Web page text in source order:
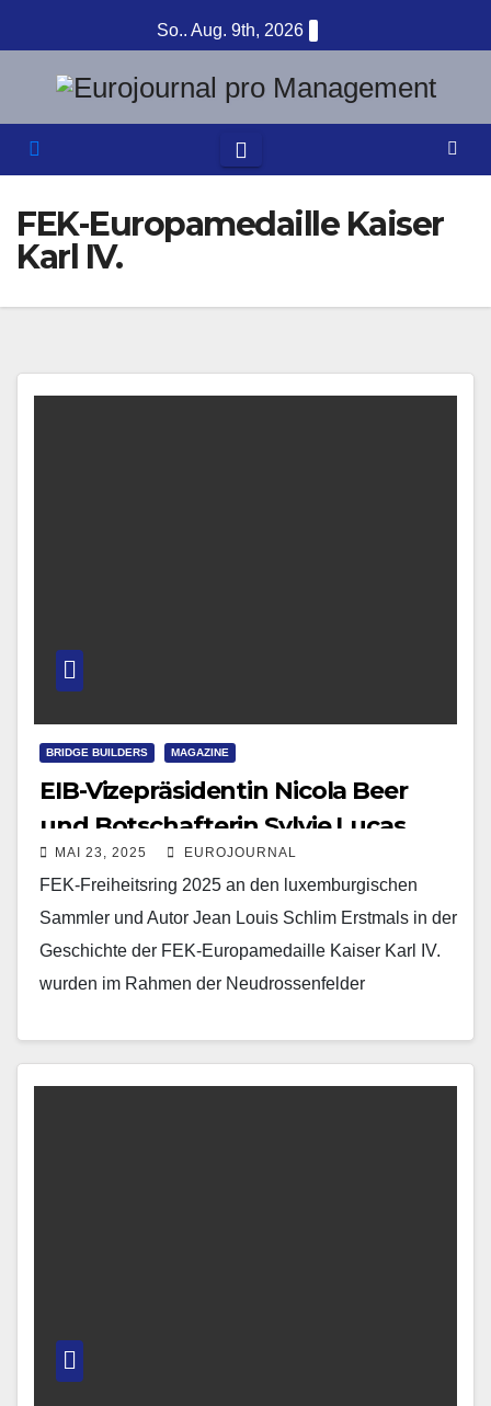
Inhalt
springen
So.. Aug. 9th, 2026
FEK-Europamedaille Kaiser
Karl IV.
BRIDGE BUILDERS MAGAZINE
EIB-Vizepräsidentin Nicola Beer
und Botschafterin Sylvie Lucas
jüngste Trägerinnen der FEK-
Europamedaille Kaiser Karl IV.
MAI 23, 2025 EUROJOURNAL
FEK-Freiheitsring 2025 an den luxemburgischen
Sammler und Autor Jean Louis Schlim Erstmals in der
Geschichte der FEK-Europamedaille Kaiser Karl IV.
wurden im Rahmen der Neudrossenfelder